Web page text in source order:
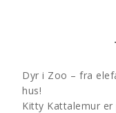
Dyr i Zoo – fra
hus!
Kitty Kattalemur